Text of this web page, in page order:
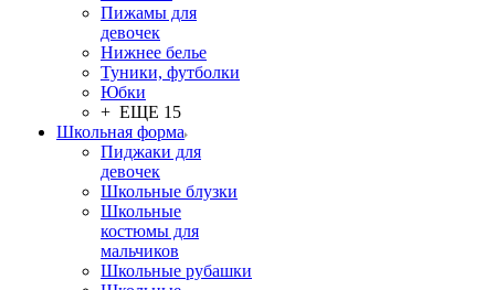
Пижамы для
девочек
Нижнее белье
Туники, футболки
Юбки
+ ЕЩЕ 15
Школьная форма
Пиджаки для
девочек
Школьные блузки
Школьные
костюмы для
мальчиков
Школьные рубашки